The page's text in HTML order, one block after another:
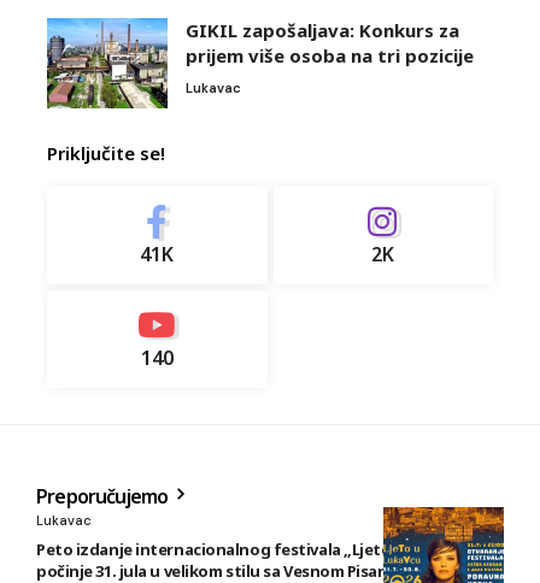
GIKIL zapošaljava: Konkurs za
prijem više osoba na tri pozicije
Lukavac
Priključite se!
41K 2K
140
Preporučujemo
Lukavac
Peto izdanje internacionalnog festivala „Ljeto u Lukavcu“
počinje 31. jula u velikom stilu sa Vesnom Pisarović